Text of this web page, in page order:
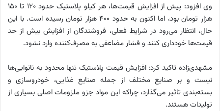
وی افزود: پیش از افزایش قیمت‌ها، هر کیلو پلاستیک حدود ۱۲۰ تا ۱۵۰
هزار تومان بود، اما اکنون به حدود ۴۰۰ هزار تومان رسیده است. با این
حال، انتظار می‌رود در شرایط فعلی، فروشندگان از افزایش بیش از حد
قیمت‌ها خودداری کنند و فشار مضاعفی به مصرف‌کننده وارد نشود.
مشهدی‌زاده تاکید کرد: افزایش قیمت پلاستیک تنها محدود به نانوایی‌ها
نیست و بر صنایع مختلف از جمله صنایع غذایی، خودروسازی و
بسته‌بندی تاثیر می‌گذارد، چراکه این مواد جزو ملزومات اصلی بسیاری از
تولیدات هستند.